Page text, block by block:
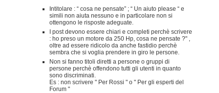
Intitolare : “ cosa ne pensate” ; “ Un aiuto please “ e
simili non aiuta nessuno e in particolare non si
ottengono le risposte adeguate.
I post devono essere chiari e completi perchè scrivere
: ho preso un motore da 250 Hp, cosa ne pensate ?" ,
oltre ad essere ridicolo da anche fastidio perchè
sembra che si voglia prendere in giro le persone.
Non si fanno titoli diretti a persone o gruppi di
persone perchè offendono tutti gli utenti in quanto
sono discriminati.
Es : non scrivere " Per Rossi " o " Per gli esperti del
Forum "